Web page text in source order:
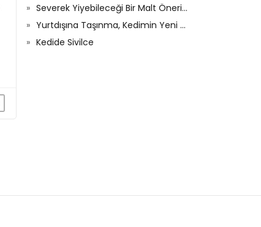
Severek Yiyebileceği Bir Malt Önerisi Olan Var Mı
Yurtdışına Taşınma, Kedimin Yeni Düzenine Alışma Süreci Ve İştahı
Kedide Sivilce